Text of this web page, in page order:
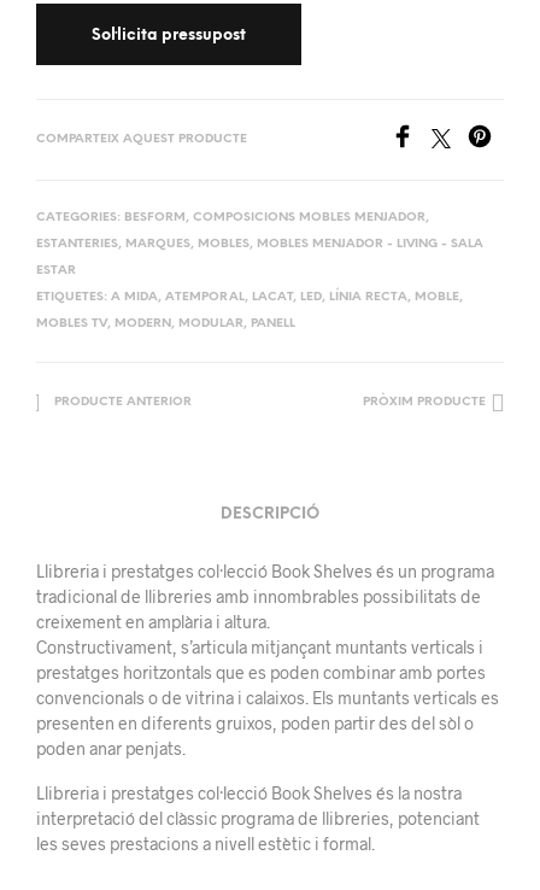
COMPARTEIX AQUEST PRODUCTE
CATEGORIES: BESFORM , COMPOSICIONS MOBLES MENJADOR,
ESTANTERIES, MARQUES, MOBLES, MOBLES MENJADOR - LIVING - SALA
ESTAR
ETIQUETES: A MIDA, ATEMPORAL, LACAT, LED, LÍNIA RECTA, MOBLE,
MOBLES TV, MODERN , MODULAR, PANELL
PRODUCTE ANTERIOR PRÒXIM PRODUCTE
DESCRIPCIÓ
Llibreria i prestatges col·lecció Book Shelves és un programa
tradicional de llibreries amb innombrables possibilitats de
creixement en amplària i altura.
Constructivament, s’articula mitjançant muntants verticals i
prestatges horitzontals que es poden combinar amb portes
convencionals o de vitrina i calaixos. Els muntants verticals es
presenten en diferents gruixos, poden partir des del sòl o
poden anar penjats.
Llibreria i prestatges col·lecció Book Shelves és la nostra
interpretació del clàssic programa de llibreries, potenciant
les seves prestacions a nivell estètic i formal.